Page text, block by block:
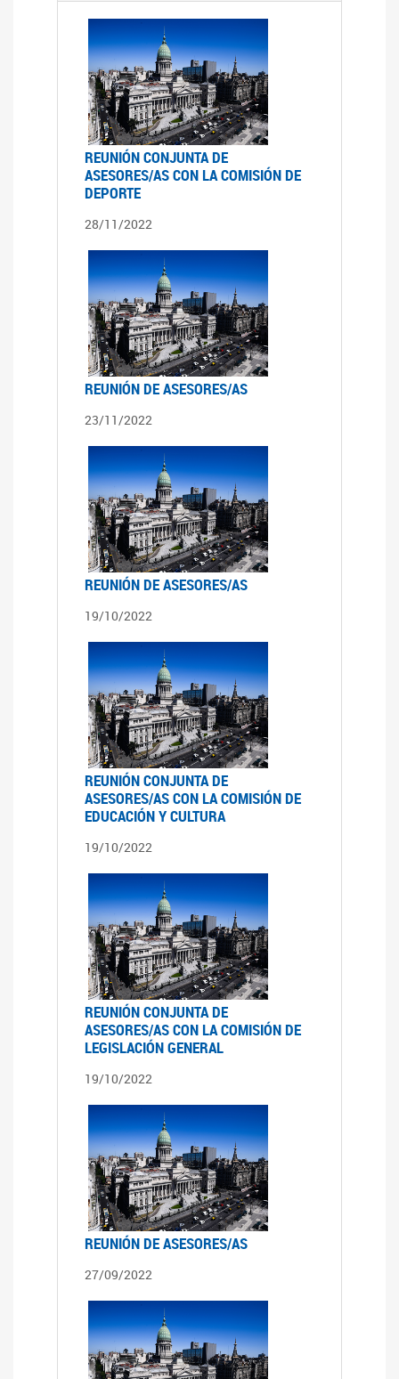
REUNIÓN CONJUNTA DE
ASESORES/AS CON LA COMISIÓN DE
DEPORTE
28/11/2022
REUNIÓN DE ASESORES/AS
23/11/2022
REUNIÓN DE ASESORES/AS
19/10/2022
REUNIÓN CONJUNTA DE
ASESORES/AS CON LA COMISIÓN DE
EDUCACIÓN Y CULTURA
19/10/2022
REUNIÓN CONJUNTA DE
ASESORES/AS CON LA COMISIÓN DE
LEGISLACIÓN GENERAL
19/10/2022
REUNIÓN DE ASESORES/AS
27/09/2022